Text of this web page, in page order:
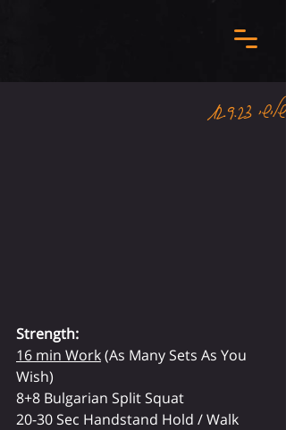
שלישי 12.9.23
Strength:
16 min Work (As Many Sets As You
Wish)
8+8 Bulgarian Split Squat
20-30 Sec Handstand Hold / Walk